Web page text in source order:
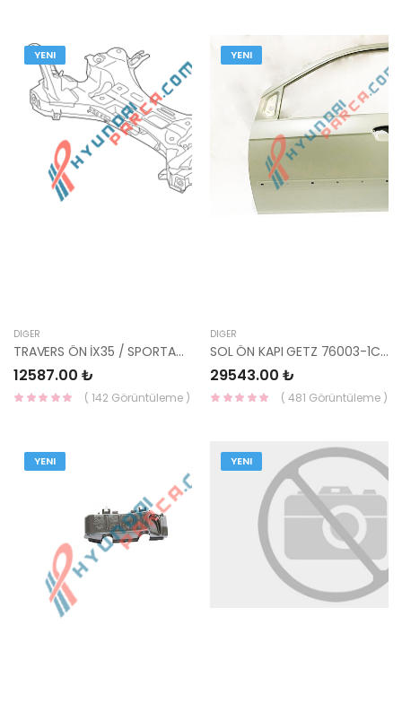
YENI
DIĞER
TRAVERS ÖN İX35 / SPORTAGE 62400-2Y000-YS
12587.00 ₺
( 142 Görüntüleme )
YENI
DIĞER
SOL ÖN KAPI GETZ 76003-1C020-HMC
29543.00 ₺
( 481 Görüntüleme )
YENI YENI